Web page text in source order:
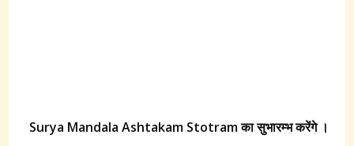
Surya Mandala Ashtakam Stotram का सुभारम्भ करेंगे ।